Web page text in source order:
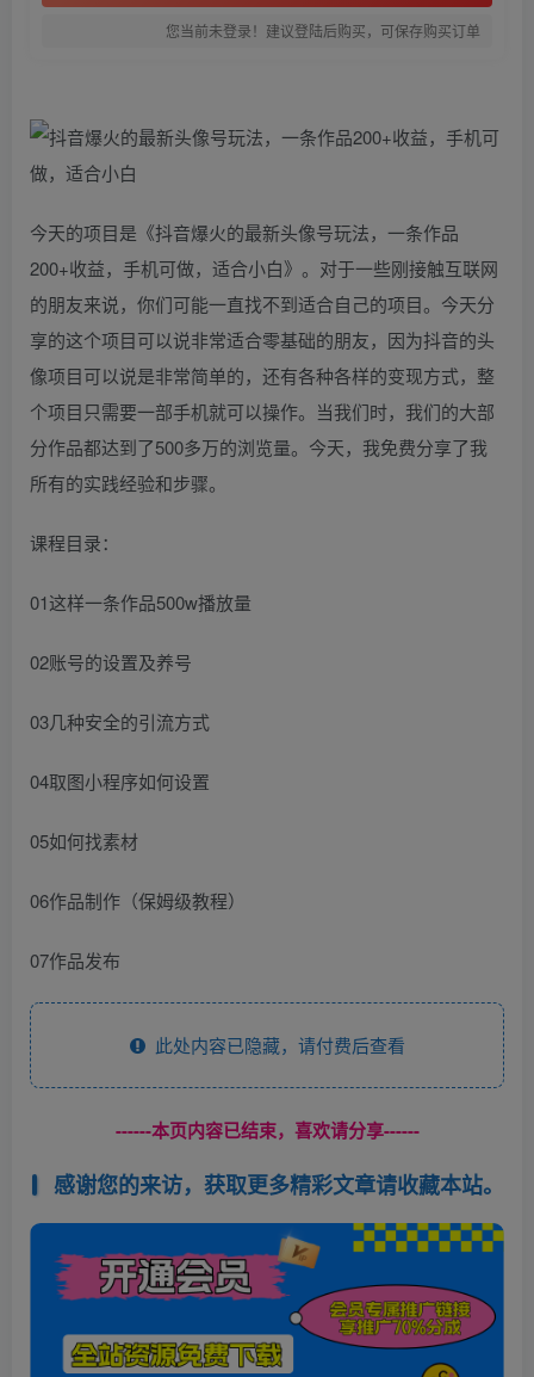
您当前未登录！建议登陆后购买，可保存购买订单
今天的项目是《抖音爆火的最新头像号玩法，一条作品
200+收益，手机可做，适合小白》。对于一些刚接触互联网
的朋友来说，你们可能一直找不到适合自己的项目。今天分
享的这个项目可以说非常适合零基础的朋友，因为抖音的头
像项目可以说是非常简单的，还有各种各样的变现方式，整
个项目只需要一部手机就可以操作。当我们时，我们的大部
分作品都达到了500多万的浏览量。今天，我免费分享了我
所有的实践经验和步骤。
课程目录：
01这样一条作品500w播放量
02账号的设置及养号
03几种安全的引流方式
04取图小程序如何设置
05如何找素材
06作品制作（保姆级教程）
07作品发布
此处内容已隐藏，请付费后查看
------本页内容已结束，喜欢请分享------
感谢您的来访，获取更多精彩文章请收藏本站。